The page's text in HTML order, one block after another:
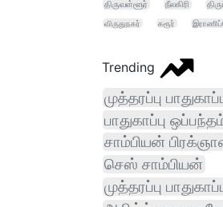
திருவள்ளூர் நீலகிரி
விருதுநகர்
கரூர்
Trending
முத்தரப்பு
பாதுகாப்பு
சாம்பியன்
செஸ் சாம்பியன்
முத்தரப்பு